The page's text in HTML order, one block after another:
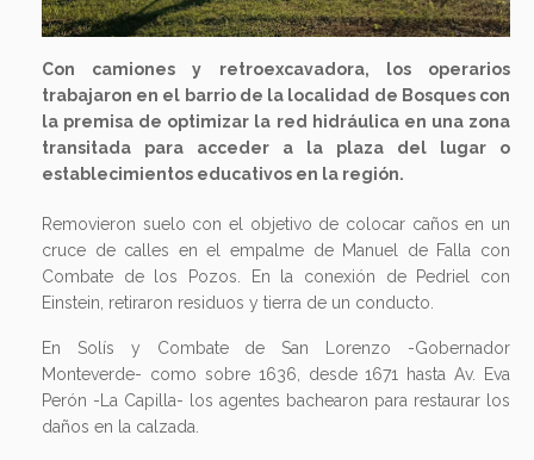
Con camiones y retroexcavadora, los operarios
trabajaron en el barrio de la localidad de Bosques con
la premisa de optimizar la red hidráulica en una zona
transitada para acceder a la plaza del lugar o
establecimientos educativos en la región.
Removieron suelo con el objetivo de colocar caños en un
cruce de calles en el empalme de Manuel de Falla con
Combate de los Pozos. En la conexión de Pedriel con
Einstein, retiraron residuos y tierra de un conducto.
En Solís y Combate de San Lorenzo -Gobernador
Monteverde- como sobre 1636, desde 1671 hasta Av. Eva
Perón -La Capilla- los agentes bachearon para restaurar los
daños en la calzada.